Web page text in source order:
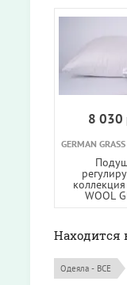
8 030
GERMAN
WOOL
Находится
Одеяла - ВСЕ